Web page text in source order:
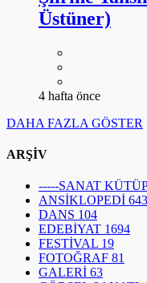
DAHA FAZLA GÖSTER
-----SANAT
ANSİKLOPEDİ
EDEBİYAT1694
FOTOĞRAF
GÖRSEL
HEYKEL139
MİMARİ155
MÜZİK380
RESİM265
SANAT TARİHİ
SİNEMA516
SİZDEN